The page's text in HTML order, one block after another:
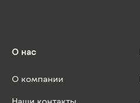
О нас
О компании
Наши контакты